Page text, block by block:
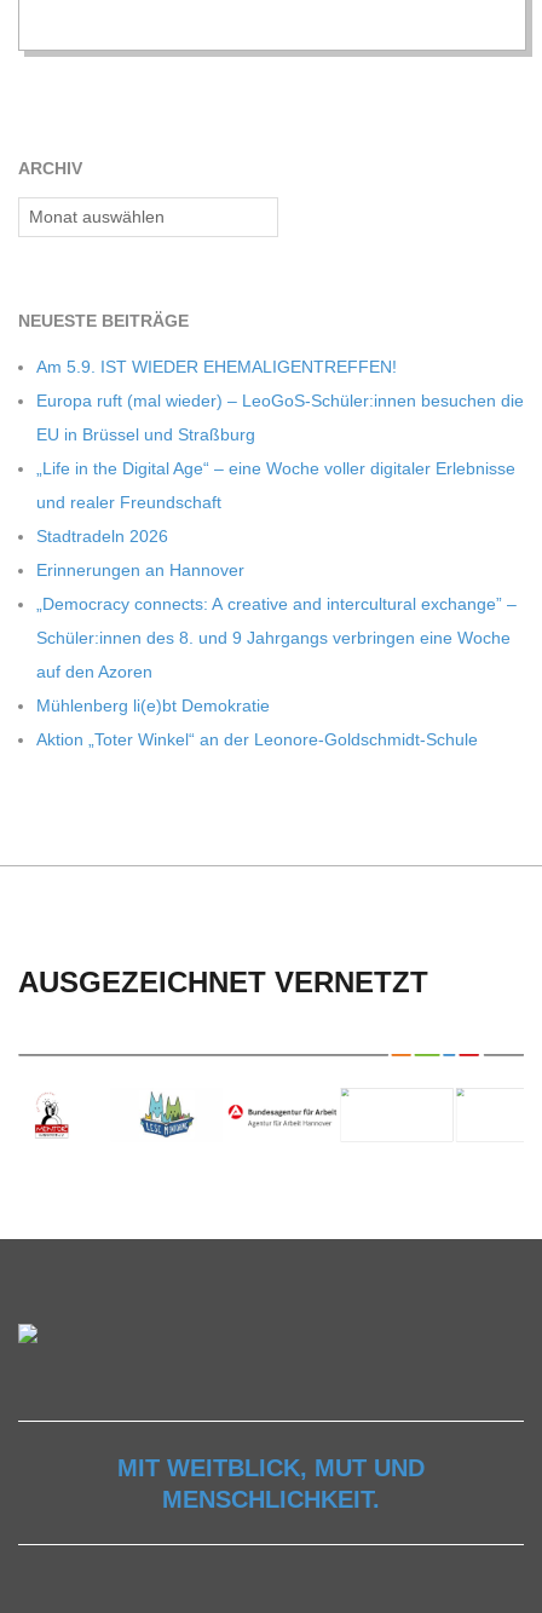
M
I
T
-
S
C
H
U
L
ARCHIV
Archiv
NEU­ESTE BEITRÄGE
Am 5.9. IST WIEDER EHEMALIGENTREFFEN!
Europa ruft (mal wie­der) – LeoGoS-Schüler:innen besu­chen die
EU in Brüs­sel und Straßburg
„Life in the Digi­tal Age“ – eine Woche vol­ler digi­ta­ler Erleb­nisse
und rea­ler Freundschaft
Stadt­ra­deln 2026
Erin­ne­run­gen an Hannover
„Demo­cracy con­nects: A crea­tive and inter­cul­tu­ral exch­ange” –
Schüler:innen des 8. und 9 Jahr­gangs ver­brin­gen eine Woche
auf den Azoren
Müh­len­berg li(e)bt Demokratie
Aktion „Toter Win­kel“ an der Leonore-Goldschmidt-Schule
AUSGEZEICHNET VERNETZT
MIT WEITBLICK, MUT UND
MENSCHLICHKEIT.